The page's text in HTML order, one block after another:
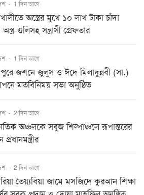
- 1 দিন আগে
অস্ত্রের মুখে ১০ লাখ টাকা চাঁদা
অস্ত্র-গুলিসহ সন্ত্রাসী গ্রেফতার
- 1 দিন আগে
জশনে জুলুস ও ঈদে মিলাদুন্নবী (সা.)
মতবিনিময় সভা অনুষ্ঠিত
- 2 দিন আগে
অঞ্চলকে সবুজ শিল্পাঞ্চলে রূপান্তরের
প্রধানমন্ত্রীর
- 2 দিন আগে
তৈয়্যবিয়া জামে মসজিদে কুরআন শিক্ষা